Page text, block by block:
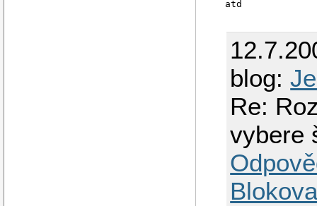
blog:
Re:
vybere